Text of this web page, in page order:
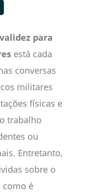
para
está cada
conversas
militares
físicas e
trabalho
ou
Entretanto,
sobre o
como é